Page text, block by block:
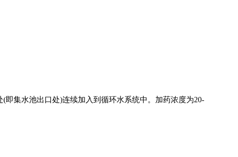
(即集水池出口处)连续加入到循环水系统中。加药浓度为20-